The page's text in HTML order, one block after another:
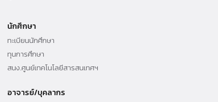
สนง.ศูนย์เทคโนโลยีสารสนเทศฯ
อาจารย์/บุคลากร
อินทราเน็ต
Office365
สารบรรณอิเล็กทรอนิกส์